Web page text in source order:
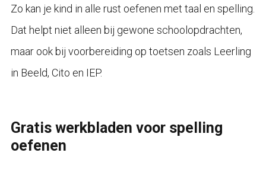
Zo kan je kind in alle rust oefenen met taal en spelling.
Dat helpt niet alleen bij gewone schoolopdrachten,
maar ook bij voorbereiding op toetsen zoals Leerling
in Beeld, Cito en IEP.
Gratis werkbladen voor spelling
oefenen